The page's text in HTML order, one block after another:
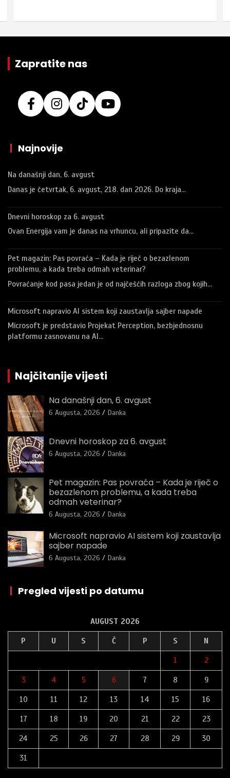
Zapratite nas
| Najnovije
Na današnji dan, 6. avgust
Danas je četvrtak, 6. avgust, 218. dan 2026. Do kraja…
Dnevni horoskop za 6. avgust
Ovan Energija vam je danas na vrhuncu, ali pripazite da…
Pet magazin: Pas povraća – Kada je riječ o bezazlenom
problemu, a kada treba odmah veterinar?
Povraćanje kod pasa jedan je od najčešćih razloga zbog kojih…
Microsoft napravio AI sistem koji zaustavlja sajber napade
Microsoft je predstavio Projekat Perception, bezbjednosnu
platformu zasnovanu na AI…
Najčitanije vijesti
Na današnji dan, 6. avgust
6 Augusta, 2026 Danka
Dnevni horoskop za 6. avgust
6 Augusta, 2026 Danka
Pet magazin: Pas povraća – Kada je riječ o
bezazlenom problemu, a kada treba
odmah veterinar?
6 Augusta, 2026 Danka
Microsoft napravio AI sistem koji zaustavlja
sajber napade
6 Augusta, 2026 Danka
| Pregled vijesti po datumu
AUGUST 2026
P U S Č P S N
1 2
3 4 5 6 7 8 9
10 11 12 13 14 15 16
17 18 19 20 21 22 23
24 25 26 27 28 29 30
31